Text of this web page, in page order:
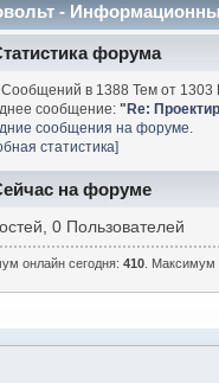
-
форума
в 1388 Тем от
сообщение:"Re:
сообщения на форуме.
статистика]
на форуме
0 Пользователей
онлайн сегодня:410 .